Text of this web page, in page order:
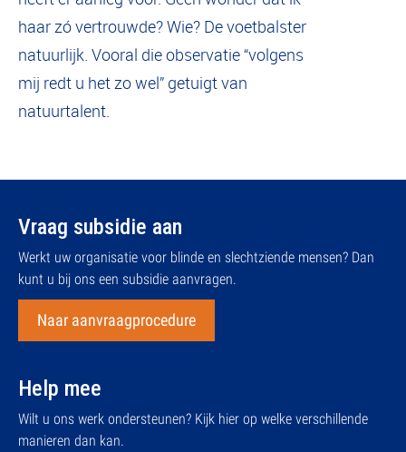
haar zó vertrouwde? Wie? De voetbalster
natuurlijk. Vooral die observatie “volgens
mij redt u het zo wel” getuigt van
natuurtalent.
Vraag subsidie aan
Werkt uw organisatie voor blinde en slechtziende mensen? Dan
kunt u bij ons een subsidie aanvragen.
Naar aanvraagprocedure
Help mee
Wilt u ons werk ondersteunen? Kijk hier op welke verschillende
manieren dan kan.